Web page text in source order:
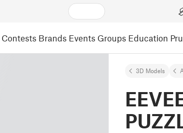
Contests Brands Events Groups Education
3D Models